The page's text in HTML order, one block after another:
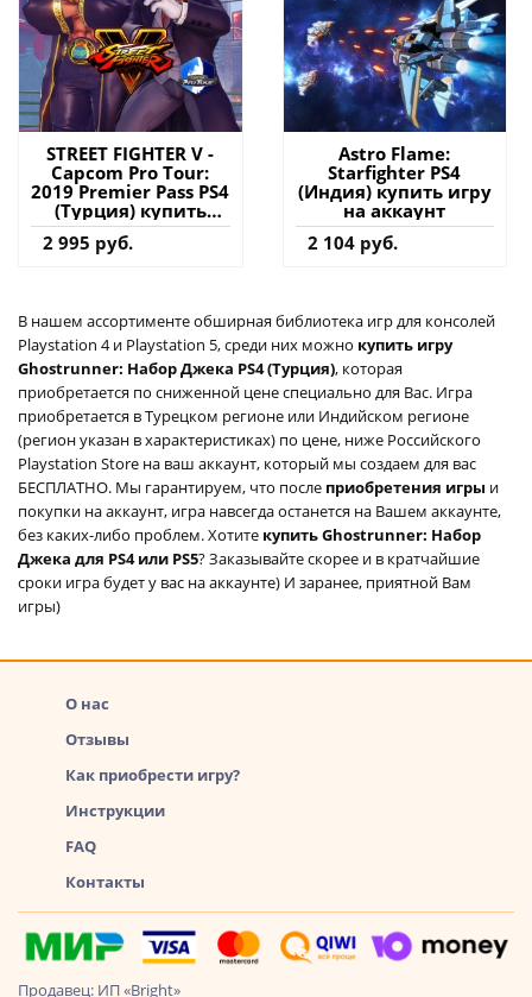
STREET FIGHTER V -
Capcom Pro Tour:
2019 Premier Pass PS4
(Турция) купить
дополнение на
аккаунт
2 995 руб.
Astro Flame:
Starfighter PS4
(Индия) купить игру
на аккаунт
2 104 руб.
В нашем ассортименте обширная библиотека игр для консолей
Playstation 4 и Playstation 5, среди них можно купить игру
Ghostrunner: Набор Джека PS4 (Турция), которая
приобретается по сниженной цене специально для Вас. Игра
приобретается в Турецком регионе или Индийском регионе
(регион указан в характеристиках) по цене, ниже Российского
Playstation Store на ваш аккаунт, который мы создаем для вас
БЕСПЛАТНО. Мы гарантируем, что после приобретения игры и
покупки на аккаунт, игра навсегда останется на Вашем аккаунте,
без каких-либо проблем. Хотите купить Ghostrunner: Набор
Джека для PS4 или PS5? Заказывайте скорее и в кратчайшие
сроки игра будет у вас на аккаунте) И заранее, приятной Вам
игры)
О нас
Отзывы
Как приобрести игру?
Инструкции
FAQ
Контакты
Продавец: ИП «Bright»